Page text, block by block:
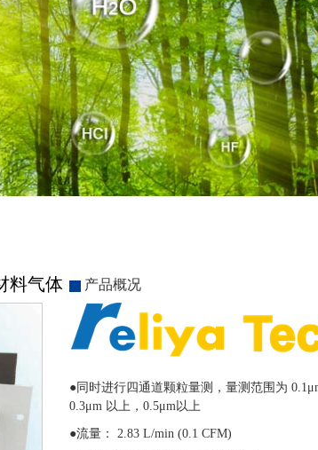
料气体 产品概况
●同时进行四通道颗粒量测，量测范围为
0.3μm 以上，0.5μm以上
●流量： 2.83 L/min (0.1 CFM)